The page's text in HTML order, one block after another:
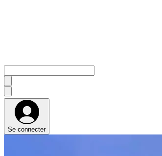
Se connecter